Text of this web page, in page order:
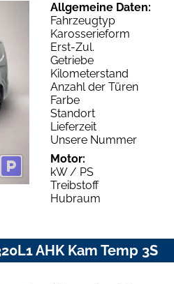
Allgemeine Daten:
Fahrzeugtyp
Karosserieform
Erst-Zul.
Getriebe
Kilometerstand
Anzahl der Türen
Farbe
Standort
Lieferzeit
Unsere Nummer
Motor:
kW / PS
Treibstoff
Hubraum
AHK Kam Temp 3S